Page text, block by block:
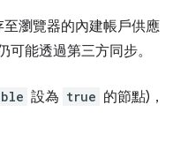
瀏覽器的內建帳戶供應
能透過第三方同步。
設為 true 的節點)，